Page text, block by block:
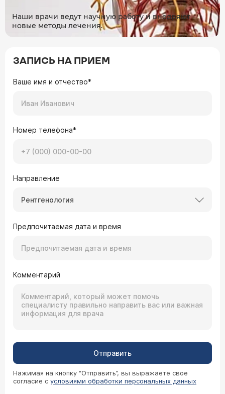
Наши врачи ведут научную работу и внедряют
новые методы лечения.
ЗАПИСЬ НА ПРИЕМ
Ваше имя и отчество*
Номер телефона*
Направление
Рентгенология
Предпочитаемая дата и время
Комментарий
Отправить
Нажимая на кнопку “Отправить”, вы выражаете свое
согласие с условиями обработки персональных данных